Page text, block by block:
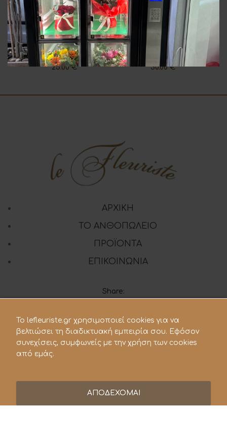
Σύνθεση Σε Κούτα
25.00€
Άνθη Ορχιδέες
30.00€
ΑΡΧΙΚΗ
ΤΟ ΑΝΘΟΠΩΛΕΙΟ
ΠΡΟΪΟΝΤΑ
ΕΠΙΚΟΙΝΩΝΙΑ
Share:
210 28.21.119
lefleuriste@hotmail.gr
To lefleuriste.gr χρησιμοποιεί cookies για να
βελτιώσει τη διαδικτυακή εμπειρία σου. Εφόσον
συνεχίσεις, συμφωνείς με την χρήση των cookies
από εμάς.
ΑΠΟΔΕΧΟΜΑΙ